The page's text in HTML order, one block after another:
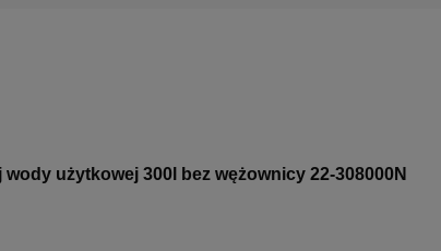
użytkowej 300l bez wężownicy 22-308000N